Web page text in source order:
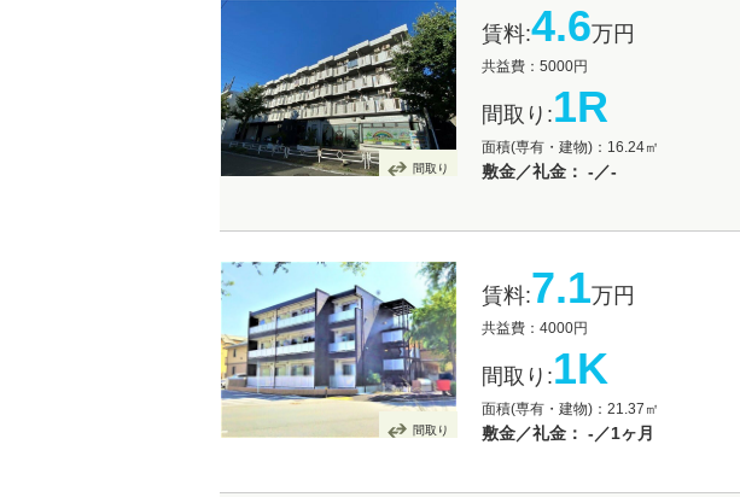
間取り
賃料:4.6万円
共益費：5000円
間取り:1R
面積(専有・建物)：16.24㎡
敷金／礼金： -／-
間取り
賃料:7.1万円
共益費：4000円
間取り:1K
面積(専有・建物)：21.37㎡
敷金／礼金： -／1ヶ月